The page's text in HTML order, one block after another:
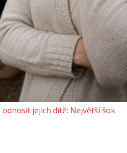
jejich dítě: Největší šok